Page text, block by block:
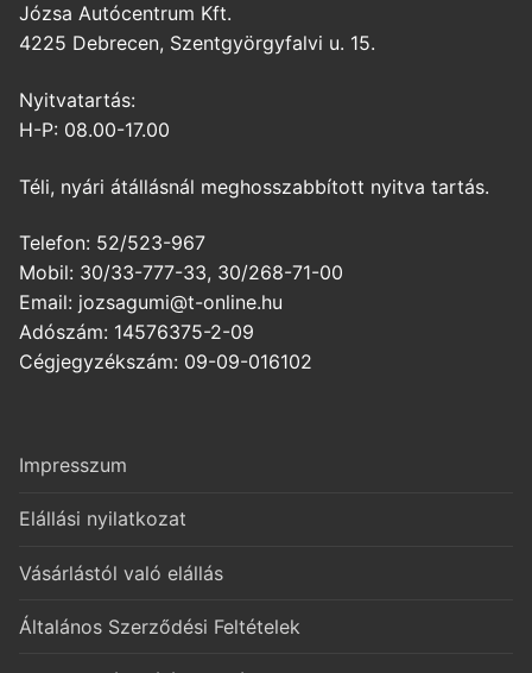
Józsa Autócentrum Kft.
4225 Debrecen, Szentgyörgyfalvi u. 15.
Nyitvatartás:
H-P: 08.00-17.00
Téli, nyári átállásnál meghosszabbított nyitva tartás.
Telefon: 52/523-967
Mobil: 30/33-777-33, 30/268-71-00
Email: jozsagumi@t-online.hu
Adószám: 14576375-2-09
Cégjegyzékszám: 09-09-016102
Impresszum
Elállási nyilatkozat
Vásárlástól való elállás
Általános Szerződési Feltételek